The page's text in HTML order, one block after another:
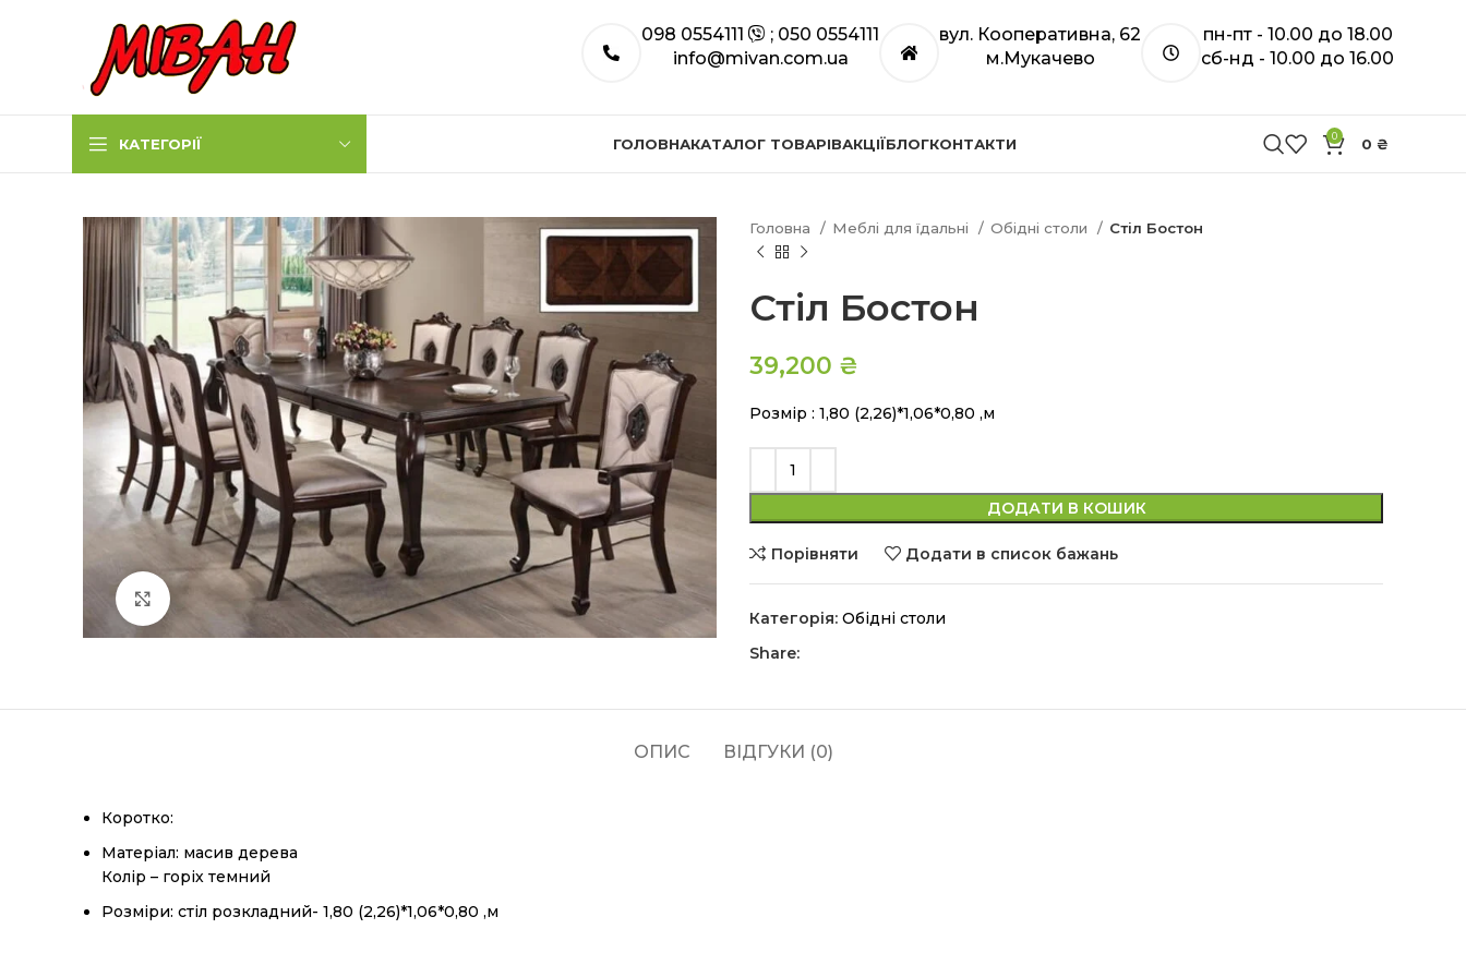
098 0554111
; 050 0554111
info@mivan.com.ua
вул. Кооперативна, 62
м.Мукачево
пн-пт - 10.00 до 18.00
сб-нд - 10.00 до 16.00
КАТЕГОРІЇ ГОЛОВНАКАТАЛОГ ТОВАРІВАКЦІЇБЛОГКОНТАКТИ 0 0 ₴
Натисніть, щоб збільшити
Головна Меблі для їдальні Обідні столи Стіл Бостон
Стіл Бостон
39,200 ₴
Розмір : 1,80 (2,26)*1,06*0,80 ,м
ДОДАТИ В КОШИК
Порівняти Додати в список бажань
Категорія: Обідні столи
Share:
ОПИС ВІДГУКИ (0)
Коротко:
Матеріал: масив дерева
Колір – горіх темний
Розміри: стіл розкладний- 1,80 (2,26)*1,06*0,80 ,м